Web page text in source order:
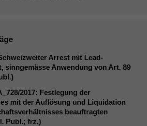
Arrest mit Lead-
sinngemässe Anwendung von Art. 89
/2017: Festlegung der
mit der Auflösung und Liquidation
beauftragten
Publ.; frz.)